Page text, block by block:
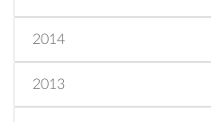
2014
2013